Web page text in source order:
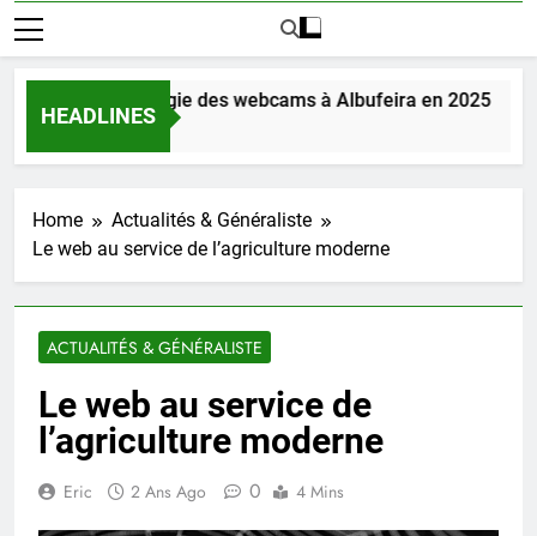
HEADLINES
la magie des webcams à Albufeira en 2025
Ago
Home
Actualités & Généraliste
Le web au service de l’agriculture moderne
ACTUALITÉS & GÉNÉRALISTE
Le web au service de
l’agriculture moderne
Eric 2 Ans Ago 0 4 Mins